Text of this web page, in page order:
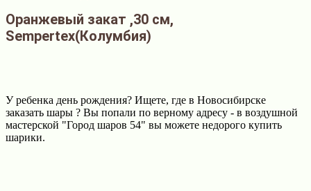
Оранжевый закат ,30 см,
Sempertex(Колумбия)
У ребенка день рождения? Ищете, где в Новосибирске
заказать шары ? Вы попали по верному адресу - в воздушной
мастерской "Город шаров 54" вы можете недорого купить
шарики.